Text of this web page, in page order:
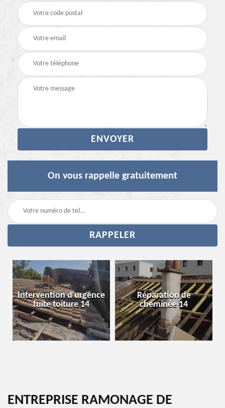
On vous rappelle gratuitement
Intervention d'urgence
fuite toiture 14
Réparation de
cheminée 14
ENTREPRISE RAMONAGE DE